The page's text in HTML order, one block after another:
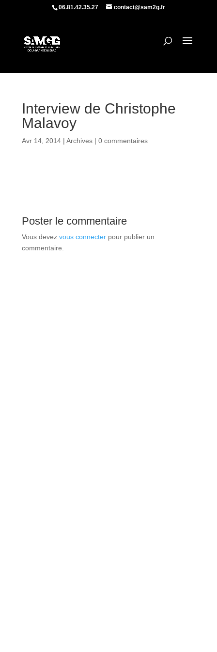
06.81.42.35.27 contact@sam2g.fr
Interview de Christophe
Malavoy
Avr 14, 2014| Archives| 0 commentaires
Poster le commentaire
Vous devez vous connecterpour publier un
commentaire.